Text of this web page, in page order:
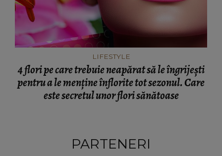
LIFESTYLE
4 flori pe care trebuie neapărat să le îngrijești
pentru a le menține înflorite tot sezonul. Care
este secretul unor flori sănătoase
PARTENERI